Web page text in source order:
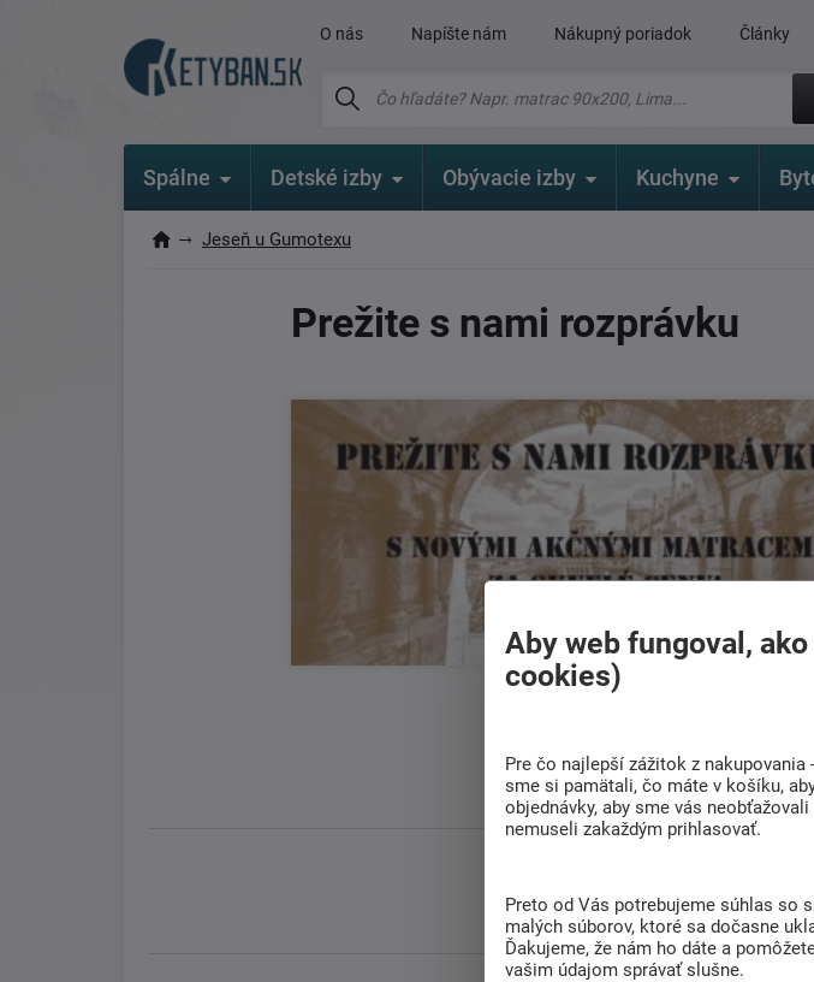
O nás Napíšte nám Nákupný poriadok Články
Spálne Detské izby Obývacie izby Kuchyne
Jeseň u Gumotexu
Prežite s nami rozprávku
Líbil se vám článek?
Aby web fungoval,
cookies)
Pre čo najlepší zážitok z nakupovania
sme si pamätali, čo máte v košíku,
objednávky, aby sme vás
nemuseli zakaždým prihlasovať.
Preto od Vás potrebujeme súhlas so
malých súborov, ktoré sa dočasne
Ďakujeme, že nám ho dáte a
vašim údajom správať slušne.